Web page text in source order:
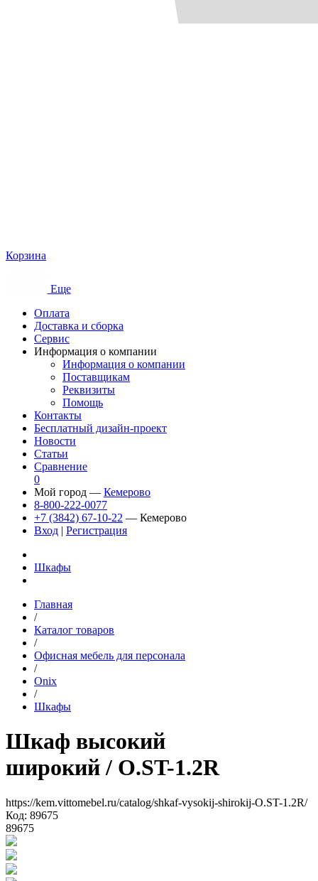
Корзина
Еще
Оплата
Доставка и сборка
Сервис
Информация о компании
Информация о компании
Поставщикам
Реквизиты
Помощь
Контакты
Бесплатный дизайн-проект
Новости
Статьи
Сравнение
0
Мой город — Кемерово
8-800-222-0077
+7 (3842) 67-10-22 — Кемерово
Вход | Регистрация
Шкафы
Главная
/
Каталог товаров
/
Офисная мебель для персонала
/
Onix
/
Шкафы
Шкаф высокий
широкий / O.ST-1.2R
https://kem.vittomebel.ru/catalog/shkaf-vysokij-shirokij-O.ST-1.2R/
Код: 89675
89675